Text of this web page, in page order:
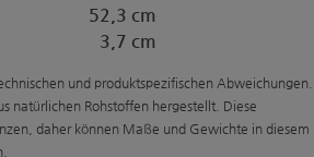
52,3 cm
3,7 cm
und produktspezifischen Abweichungen.
natürlichen Rohstoffen hergestellt. Diese
daher können Maße und Gewichte in diesem